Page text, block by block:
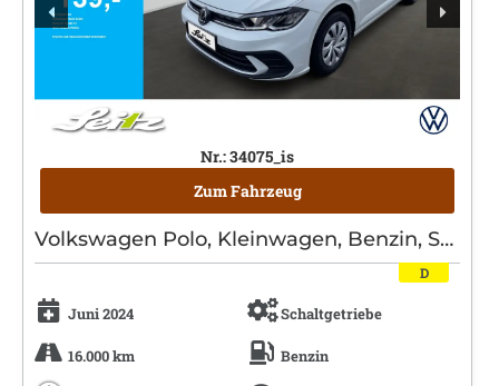
Nr.: 34075_is
Zum Fahrzeug
Volkswagen Polo, Kleinwagen, Benzin, Schaltgetriebe, Weiß
Juni 2024 Schaltgetriebe
16.000 km Benzin
D